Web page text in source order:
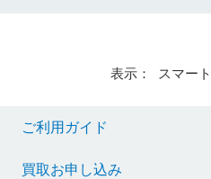
表示： スマー
ご利用ガイド
買取お申し込み